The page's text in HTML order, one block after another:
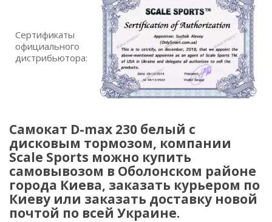
Сертификаты
официального
дистрибьютора:
Самокат D-max 230 белый с
дисковым тормозом, компании
Scale Sports можно купить
самовывозом в Оболонском районе
города Киева, заказать курьером по
Киеву или заказать доставку новой
почтой по всей Украине.